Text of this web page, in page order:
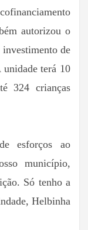
autorizou o
de
terá 10
324 crianças
esforços ao
município,
Só tenho a
Helbinha